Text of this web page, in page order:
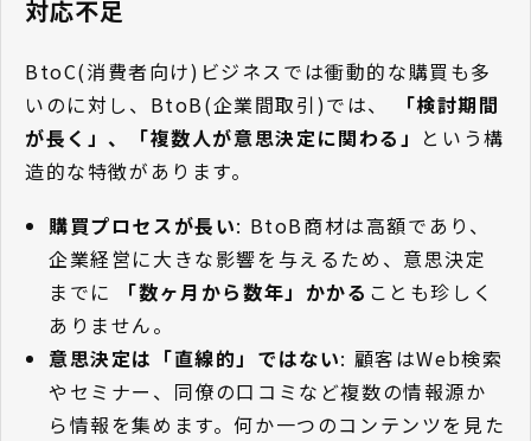
対応不足
BtoC(消費者向け)ビジネスでは衝動的な購買も多
いのに対し、BtoB(企業間取引)では、
「検討期間
が長く」、「複数人が意思決定に関わる」 という構
造的な特徴があります。
購買プロセスが長い: BtoB商材は高額であり、
企業経営に大きな影響を与えるため、意思決定
までに
「数ヶ月から数年」かかる ことも珍しく
ありません。
意思決定は「直線的」ではない: 顧客はWeb検索
やセミナー、同僚の口コミなど複数の情報源か
ら情報を集めます。何か一つのコンテンツを見た